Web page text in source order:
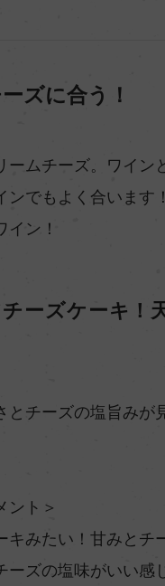
ズに合う！
ームチーズ。ワイン
ンでもよく合います
イン！
ーズケーキ！
とチーズの塩旨みが
ント＞
キみたい！甘みとチ
ーズの塩味がいい感